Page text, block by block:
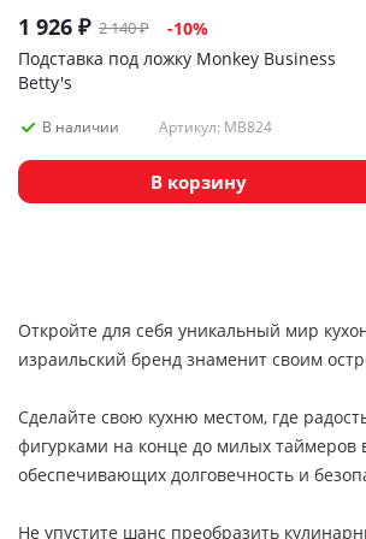
1 926 ₽ 2 140₽ -10%
Подставка под ложку Monkey Business
Betty's
В наличии Артикул: MB824
В корзину
Откройте для себя уникальный мир
израильский бренд знаменит своим
Сделайте свою кухню местом, где
фигурками на конце до милых
обеспечивающих долговечность и
Не упустите шанс преобразить